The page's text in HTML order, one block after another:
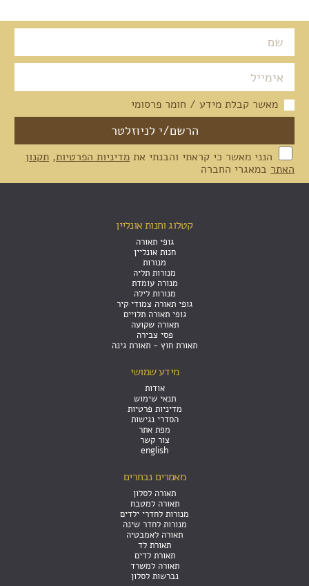
מאשר קבלת מידע / חומר פרסומי
הנני מאשר כי קראתי והבנתי את מדיניות הפרטיות, תקנון
האתר במאגרי החברה
קטלוג וחנות אונליין
גופי תאורה
חנות אונליין
מנורות
מנורות תליה
מנורה עומדת
מנורות לילה
גופי תאורה צמודי קיר
גופי תאורה תלויים
תאורה שקועה
פסי צבירה
תאורת חוץ - תאורת גינה
מידע שמושי
אודות
תנאי שימוש
מדיניות פרטיות
הסדרי נגישות
מפת אתר
צור קשר
english
מאמרים נבחרים
תאורה לסלון
תאורה למטבח
מנורות לחדרי ילדים
מנורות לחדר שינה
תאורה לאמבטיה
תאורת לד
תאורת לדים
תאורה למשרד
נברשות לסלון